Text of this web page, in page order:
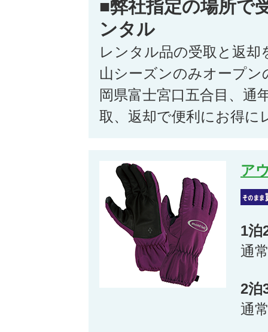
■弊社指定の場所で
ンタル
レンタル品の受取と返却
山シーズンのみオープン
岡県富士宮口五合目、通
取、返却で便利にお得に
ア
1泊
通
2泊
通